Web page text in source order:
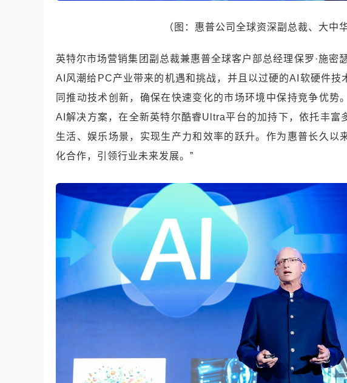
（图：惠普公司全球资深副总裁、大中
英特尔市场营销集团副总裁兼惠普全球客户部总经理保罗·施密
AI风潮给PC产业带来的机遇和挑战，并且以过硬的AI软硬件技
同推动技术创新，确保在快速变化的市场环境中保持竞争优势
AI解决方案，在全新英特尔酷睿Ultra平台的加持下，依托丰富
生活、娱乐场景，实现生产力和效率的跃升。作为惠普长久以
化合作，引领行业未来发展。”